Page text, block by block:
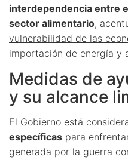
interdependencia entre
sector alimentario,
vulnerabilidad de las
importación de energía y
Medidas de
y su alcance
El Gobierno está
específicas para
generada por la guerra